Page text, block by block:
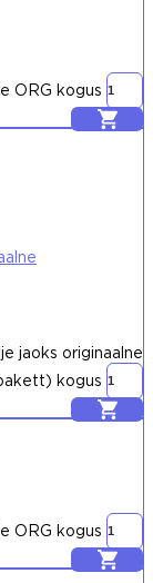
ORG kogus
Lisa korvi
jaoks originaalne
kogus
Lisa korvi
ORG kogus
Lisa korvi